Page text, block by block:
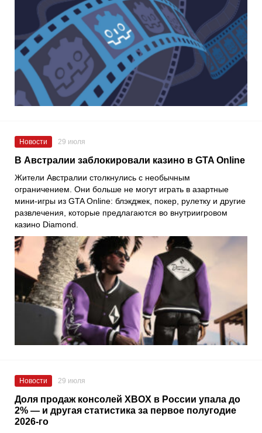
Новости 29 июля
В Австралии заблокировали казино в GTA Online
Жители Австралии столкнулись с необычным
ограничением. Они больше не могут играть в азартные
мини-игры из GTA Online: блэкджек, покер, рулетку и другие
развлечения, которые предлагаются во внутриигровом
казино Diamond.
Новости 29 июля
Доля продаж консолей XBOX в России упала до
2% — и другая статистика за первое полугодие
2026-го